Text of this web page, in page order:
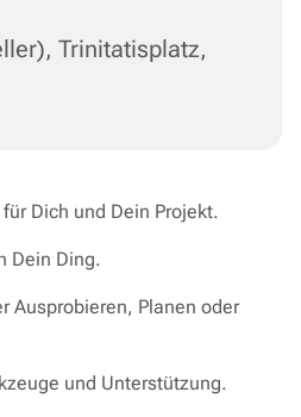
Trinitatisplatz,
Dich und Dein Projekt.
Dein Ding.
Ausprobieren, Planen oder
und Unterstützung.